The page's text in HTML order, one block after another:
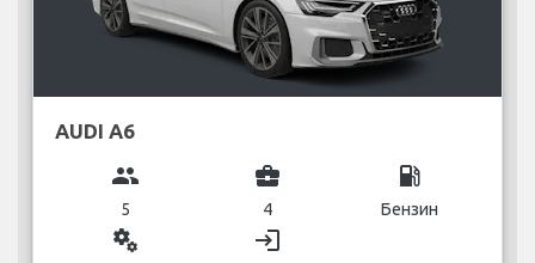
AUDI A6
group
5
business_center
4
local_gas_station
Бензин
miscellaneous_services login